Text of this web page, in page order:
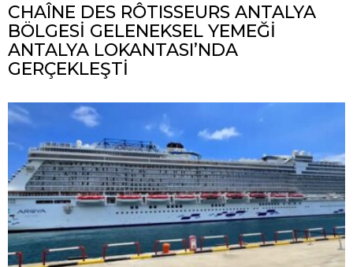
CHAÎNE DES RÔTISSEURS ANTALYA
BÖLGESİ GELENEKSEL YEMEĞİ
ANTALYA LOKANTASI’NDA
GERÇEKLEŞTİ